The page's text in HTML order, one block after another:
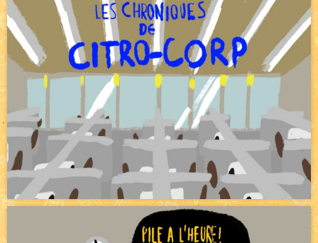
Pique-nique d'été NEW
Avatar, le dessin d'un autre maître NEW
Beyond the cliff (suite) NEW
Le Jeu du Trône II – Après l'explosion NEW
Le Jeu du Trône – Généalogie NEW